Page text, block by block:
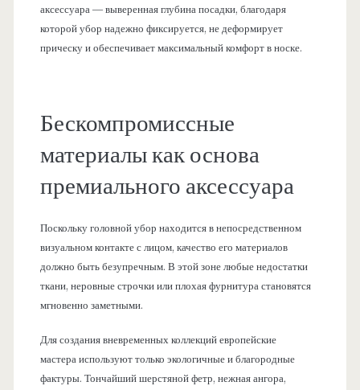
аксессуара — выверенная глубина посадки, благодаря
которой убор надежно фиксируется, не деформирует
прическу и обеспечивает максимальный комфорт в носке.
Бескомпромиссные
материалы как основа
премиального аксессуара
Поскольку головной убор находится в непосредственном
визуальном контакте с лицом, качество его материалов
должно быть безупречным. В этой зоне любые недостатки
ткани, неровные строчки или плохая фурнитура становятся
мгновенно заметными.
Для создания вневременных коллекций европейские
мастера используют только экологичные и благородные
фактуры. Тончайший шерстяной фетр, нежная ангора,